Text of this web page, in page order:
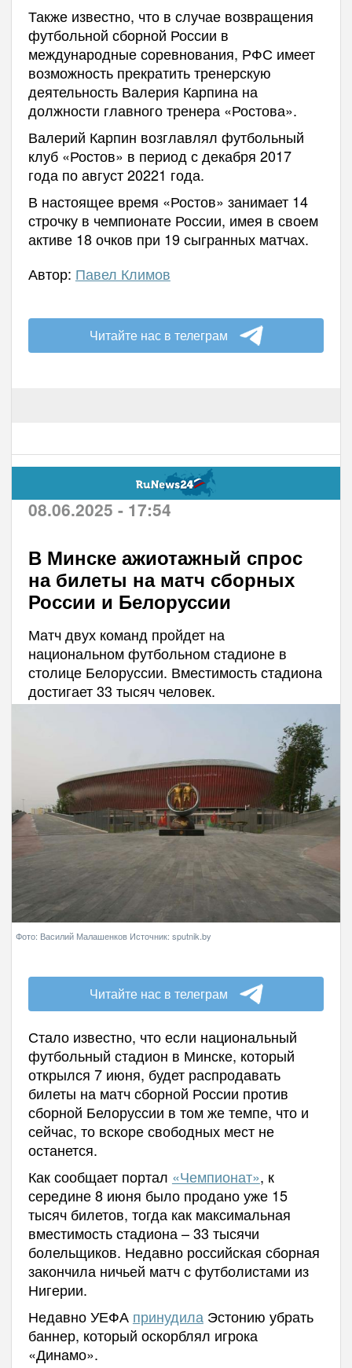
Также известно, что в случае возвращения
футбольной сборной России в
международные соревнования, РФС имеет
возможность прекратить тренерскую
деятельность Валерия Карпина на
должности главного тренера «Ростова».
Валерий Карпин возглавлял футбольный
клуб «Ростов» в период с декабря 2017
года по август 20221 года.
В настоящее время «Ростов» занимает 14
строчку в чемпионате России, имея в своем
активе 18 очков при 19 сыгранных матчах.
Автор: Павел Климов
Читайте нас в телеграм
08.06.2025 - 17:54
В Минске ажиотажный спрос
на билеты на матч сборных
России и Белоруссии
Матч двух команд пройдет на
национальном футбольном стадионе в
столице Белоруссии. Вместимость стадиона
достигает 33 тысяч человек.
Фото: Василий Малашенков Источник: sputnik.by
Читайте нас в телеграм
Стало известно, что если национальный
футбольный стадион в Минске, который
открылся 7 июня, будет распродавать
билеты на матч сборной России против
сборной Белоруссии в том же темпе, что и
сейчас, то вскоре свободных мест не
останется.
Как сообщает портал «Чемпионат», к
середине 8 июня было продано уже 15
тысяч билетов, тогда как максимальная
вместимость стадиона – 33 тысячи
болельщиков. Недавно российская сборная
закончила ничьей матч с футболистами из
Нигерии.
Недавно УЕФА принудила Эстонию убрать
баннер, который оскорблял игрока
«Динамо».